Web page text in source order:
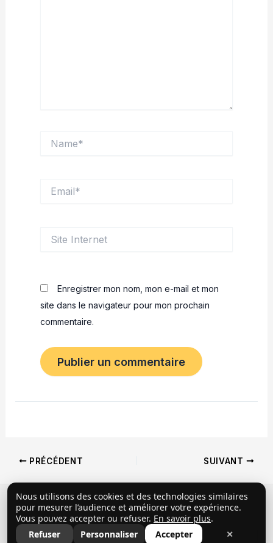
Internet
Enregistrer mon nom, mon e-mail et mon
site dans le navigateur pour mon prochain
commentaire.
Navigation
articles
PRÉCÉDENT SUIVANT
Copyright © 2026 ClubProprio |Politique de
confidentialité|Conditions Générales d’Utilisation
Mentions légales
Nous utilisons des cookies et des technologies similaires
pour mesurer l’audience et améliorer votre expérience.
Vous pouvez accepter ou refuser. En savoir plus.
Refuser
Personnaliser Accepter ✕